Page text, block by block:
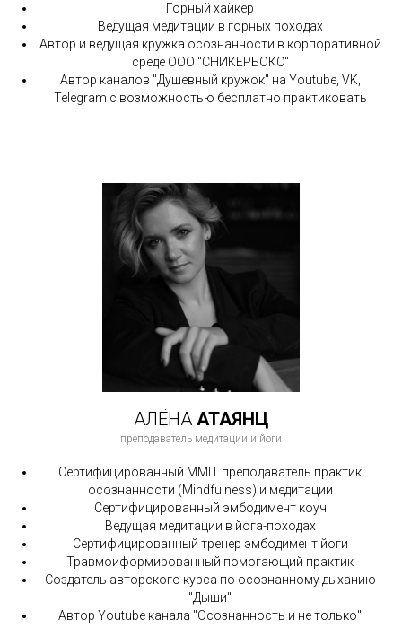
Горный хайкер
Ведущая медитации в горных походах
Автор и ведущая кружка осознанности в корпоративной
среде ООО "СНИКЕРБОКС"
Автор каналов "Душевный кружок" на Youtube, VK,
Telegram с возможностью бесплатно практиковать
АЛЁНА АТАЯНЦ
преподаватель медитации и йоги
Сертифицированный MMIT преподаватель практик
осознанности (Mindfulness) и медитации
Сертифицированный эмбодимент коуч
Ведущая медитации в йога-походах
Сертифицированный тренер эмбодимент йоги
Травмоиформированный помогающий практик
Создатель авторского курса по осознанному дыханию
"Дыши"
Автор Youtube канала "Осознанность и не только"